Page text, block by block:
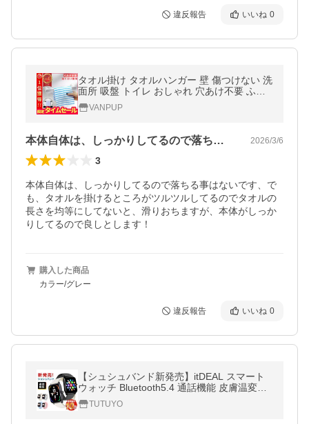
違反報告 いいね 0
タオル掛け タオルハンガー 壁 傷つけない 洗
面所 吸盤 トイレ おしゃれ 穴あけ不要 ふき
ん掛け キッチン
VANPUP
本体自体は、しっかりしてるので落ちる事… 2026/3/6
3
本体自体は、しっかりしてるので落ちる事はないです、で
も、タオルを掛けるところがツルツルしてるのでタオルの
長さを均等にしてないと、滑りおちますが、本体がしっか
りしてるので良しとします！
購入した商品
カラー/グレー
違反報告 いいね 0
【シュシュバンド新発売】itDEAL スマート
ウォッチ Bluetooth5.4 通話機能 皮膚温変動
測定 IP68防水 心拍 歩数計 血圧測定 血中酸
素 着信通知 睡眠検測 生理周期
TUTUYO